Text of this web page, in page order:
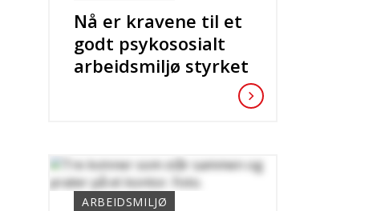
Nå er kravene til et
godt psykososialt
arbeidsmiljø styrket
ARBEIDSMILJØ